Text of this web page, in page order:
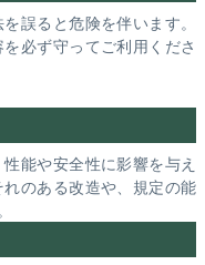
誤ると危険を伴います。
必ず守ってご利用くださ
能や安全性に影響を与え
のある改造や、規定の能